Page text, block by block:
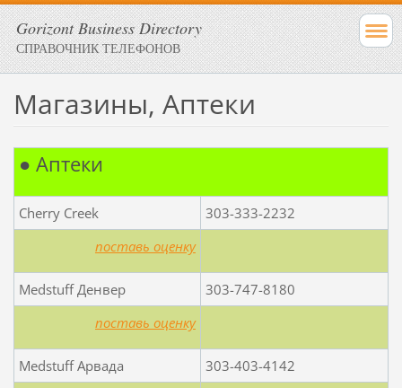
Gorizont Business Directory
СПРАВОЧНИК ТЕЛЕФОНОВ
Магазины, Аптеки
● Аптеки
Cherry Creek
303-333-2232
поставь оценку
Medstuff Денвер
303-747-8180
поставь оценку
Medstuff Арвада
303-403-4142